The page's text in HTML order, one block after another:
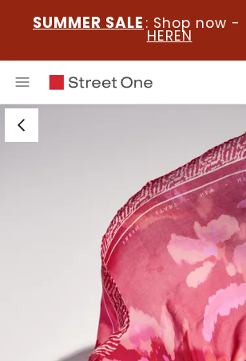
SUMMER SALE : Shop now -
HEREN